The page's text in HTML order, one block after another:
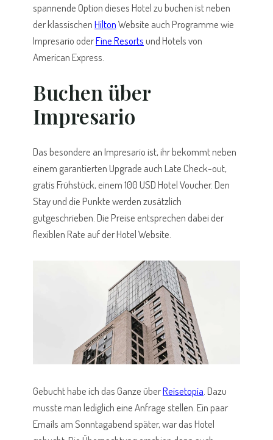
spannende Option dieses Hotel zu buchen ist neben
der klassischenHiltonWebsite auch Programme wie
Impresario oderFine Resortsund Hotels von
American Express.
Buchen über
Impresario
Das besondere an Impresario ist, ihr bekommt neben
einem garantierten Upgrade auch Late Check-out,
gratis Frühstück, einem 100 USD Hotel Voucher. Den
Stay und die Punkte werden zusätzlich
gutgeschrieben. Die Preise entsprechen dabei der
flexiblen Rate auf der Hotel Website.
Gebucht habe ich das Ganze überReisetopia . Dazu
musste man lediglich eine Anfrage stellen. Ein paar
Emails am Sonntagabend später, war das Hotel